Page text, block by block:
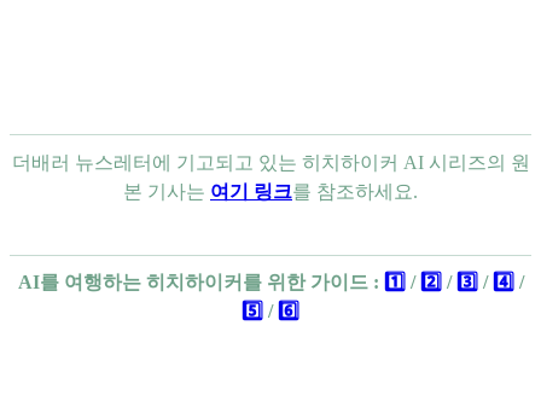
더배러 뉴스레터에 기고되고 있는 히치하이커 AI 시리즈의 원
본 기사는 여기 링크를 참조하세요.
AI를 여행하는 히치하이커를 위한 가이드 : 1️⃣ / 2️⃣ / 3️⃣ / 4️⃣ /
5️⃣ / 6️⃣